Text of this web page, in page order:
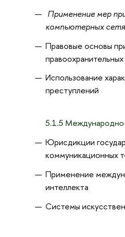
Применение мер
компьютерных
Правовые основы
Использование
преступлений
5.1.5
Юрисдикции
коммуникационных
Применение
интеллекта
Системы